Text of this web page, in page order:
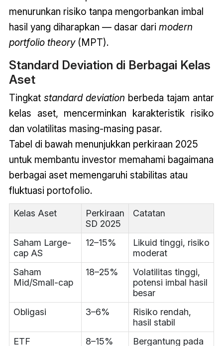
menurunkan risiko tanpa mengorbankan imbal
hasil yang diharapkan — dasar dari modern
portfolio theory(MPT).
Standard Deviation di Berbagai Kelas
Aset
Tingkat standard deviation berbeda tajam antar
kelas aset, mencerminkan karakteristik risiko
dan volatilitas masing-masing pasar.
Tabel di bawah menunjukkan perkiraan 2025
untuk membantu investor memahami bagaimana
berbagai aset memengaruhi stabilitas atau
fluktuasi portofolio.
Kelas Aset
Perkiraan
SD 2025
Catatan
Saham Large-
cap AS
12–15%
Likuid tinggi, risiko
moderat
Saham
Mid/Small-cap
18–25%
Volatilitas tinggi,
potensi imbal hasil
besar
Obligasi
3–6%
Risiko rendah,
hasil stabil
ETF
8–15% Bergantung pada